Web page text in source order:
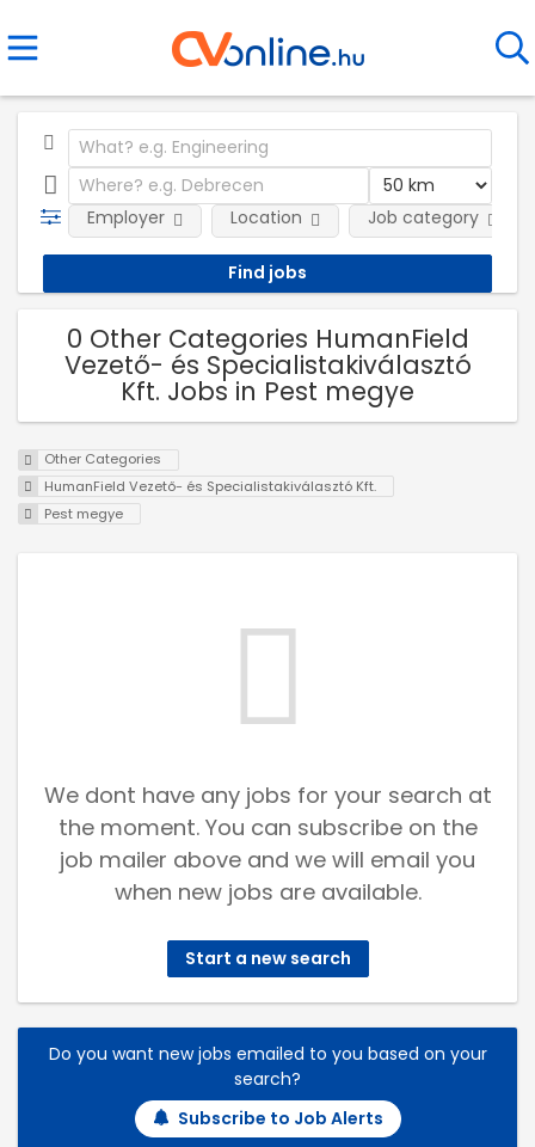
Employer Location Job category
0 Other Categories HumanField
Vezető- és Specialistakiválasztó
Kft. Jobs in Pest megye
Other Categories
HumanField Vezető- és Specialistakiválasztó Kft.
Pest megye
We dont have any jobs for your search at
the moment. You can subscribe on the
job mailer above and we will email you
when new jobs are available.
Start a new search
Do you want new jobs emailed to you based on your
search?
Subscribe to Job Alerts